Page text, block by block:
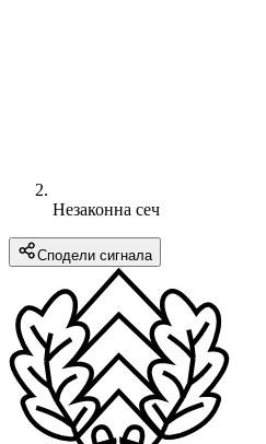
Незаконна сеч
Сподели сигнала